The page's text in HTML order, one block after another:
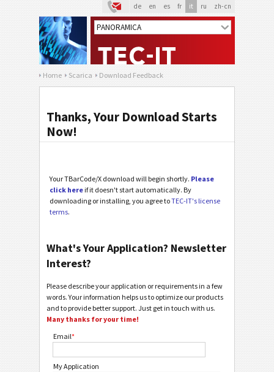
de en es fr it ru zh-cn
Home Scarica Download Feedback
Thanks, Your Download Starts
Now!
Your TBarCode/X download will begin shortly. Please
click here if it doesn't start automatically. By
downloading or installing, you agree toTEC-IT's license
terms.
What's Your Application? Newsletter
Interest?
Please describe your application or requirements in a few
words. Your information helps us to optimize our products
and to provide better support. Just get in touch with us.
Many thanks for your time!
Email*
My Application